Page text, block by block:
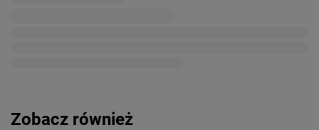
Zobacz również